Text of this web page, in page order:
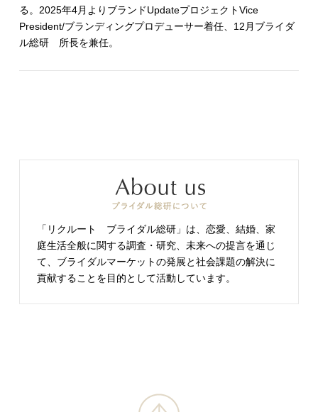
る。2025年4月よりブランドUpdateプロジェクトVice
President/ブランディングプロデューサー着任、12月ブライダ
ル総研 所長を兼任。
「リクルート ブライダル総研」は、恋愛、結婚、家
庭生活全般に関する調査・研究、未来への提言を通じ
て、ブライダルマーケットの発展と社会課題の解決に
貢献することを目的として活動しています。